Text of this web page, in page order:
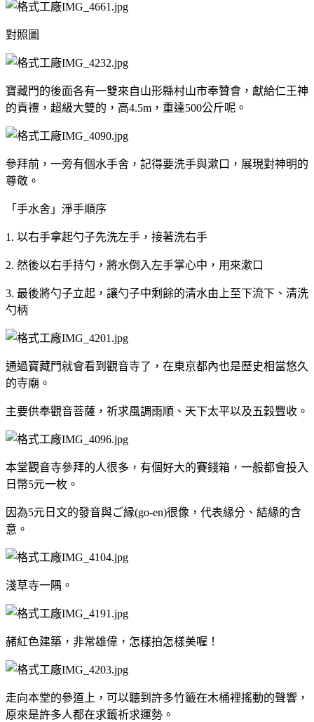
對照圖
寶藏門的後面各有一雙來自山形縣村山市奉贊會，獻給仁王神
的貢禮，超級大雙的，高4.5m，重達500公斤呢。
參拜前，一旁有個水手舍，記得要洗手與漱口，展現對神明的
尊敬。
「手水舍」淨手順序
1. 以右手拿起勺子先洗左手，接著洗右手
2. 然後以右手持勺，將水倒入左手掌心中，用來漱口
3. 最後將勺子立起，讓勺子中剩餘的清水由上至下流下、清洗
勺柄
通過寶藏門就會看到觀音寺了，在東京都內也是歷史相當悠久
的寺廟。
主要供奉觀音菩薩，祈求風調雨順、天下太平以及五穀豐收。
本堂觀音寺參拜的人很多，有個好大的賽錢箱，一般都會投入
日幣5元一枚。
因為5元日文的發音與ご縁(go-en)很像，代表緣分、結緣的含
意。
淺草寺一隅。
赭紅色建築，非常雄偉，怎樣拍怎樣美喔！
走向本堂的參道上，可以聽到許多竹籤在木桶裡搖動的聲響，
原來是許多人都在求籤祈求運勢。